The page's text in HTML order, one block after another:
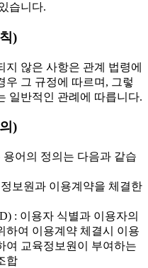
습니다.
)
지 않은 사항은 관계 법령에
우 그 규정에 따르며, 그렇
일반적인 관례에 따릅니다.
)
어의 정의는 다음과 같습
보원과 이용계약을 체결한
: 이용자 식별과 이용자의
하여 이용계약 체결시 이용
여 교육정보원이 부여하는
합